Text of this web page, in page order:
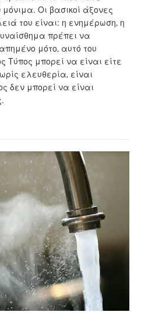
Οι βασικοί άξονες
του είναι: η ενημέρωση, η
πρέπει να
μότο, αυτό του
μπορεί να είναι είτε
ελευθερία, είναι
δεν μπορεί να είναι